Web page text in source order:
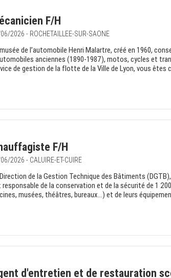
F/H
2026 - ROCHETAILLEE-SUR-SAONE
de l’automobile Henri Malartre, créé en 1960,
anciennes (1890-1987), motos, cycles et
de gestion de la flotte de la Ville de Lyon, vous êtes
F/H
2026 - CALUIRE-ET-CUIRE
de la Gestion Technique des Bâtiments
de la conservation et de la sécurité de 1
musées, théâtres, bureaux...) et de leurs
d'entretien et de restauration